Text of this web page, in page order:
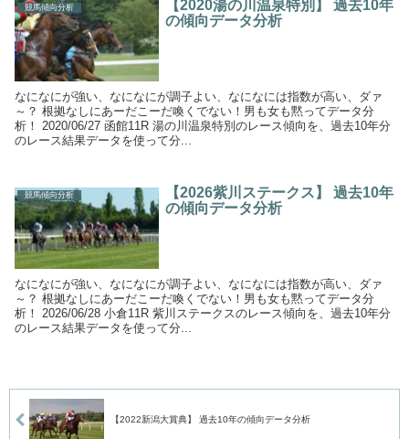
競馬傾向分析
【2020湯の川温泉特別】 過去10年
の傾向データ分析
なになにが強い、なになにが調子よい、なになには指数が高い、ダァ
～？ 根拠なしにあーだこーだ喚くでない！男も女も黙ってデータ分
析！ 2020/06/27 函館11R 湯の川温泉特別のレース傾向を、過去10年分
のレース結果データを使って分...
競馬傾向分析
【2026紫川ステークス】 過去10年
の傾向データ分析
なになにが強い、なになにが調子よい、なになには指数が高い、ダァ
～？ 根拠なしにあーだこーだ喚くでない！男も女も黙ってデータ分
析！ 2026/06/28 小倉11R 紫川ステークスのレース傾向を、過去10年分
のレース結果データを使って分...
【2022新潟大賞典】 過去10年の傾向データ分析